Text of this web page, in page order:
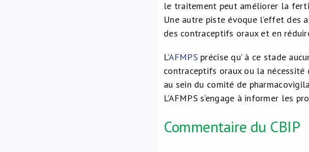
le traitement peut améliorer la
Une autre piste évoque l’effet des
des contraceptifs oraux et en
L’AFMPSprécise qu’ à ce stade
contraceptifs oraux ou la
au sein du comité de
L’AFMPS s’engage à informer les
Commentaire du CBIP